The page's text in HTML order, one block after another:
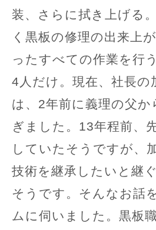
装、さらに拭き上げる
く黒板の修理の出来上
ったすべての作業を行
4人だけ。現在、社長の
は、2年前に義理の父か
ぎました。13年程前、
していたそうですが、
技術を継承したいと継
そうです。そんなお話
ムに伺いました。黒板